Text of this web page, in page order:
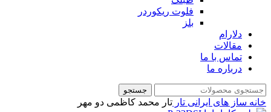
فلوت ریکوردر
بلز
دلارام
مقالات
تماس با ما
درباره ما
جستجو
خانه ساز های ایرانی تار تار محمد کاظمی دو مهر